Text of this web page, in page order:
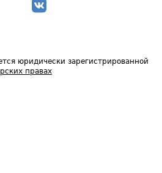
юридически зарегистрированной
правах